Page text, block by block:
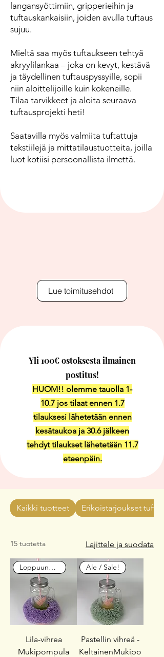
langansyöttimiin, gripperieihin ja
tuftauskankaisiin, joiden avulla tuftaus
sujuu.
Mieltä saa myös tuftaukseen tehtyä
akryylilankaa – joka on kevyt, kestävä
ja täydellinen tuftauspyssyille, sopii
niin aloittelijoille kuin kokeneille.
Tilaa tarvikkeet ja aloita seuraava
tuftausprojekti heti!
Saatavilla myös valmiita tuftattuja
tekstiilejä ja mittatilaustuotteita, joilla
luot kotiisi persoonallista ilmettä.
Lue toimitusehdot
Yli 100€ ostoksesta ilmainen
postitus!
HUOM!! olemme tauolla 1-
10.7 jos tilaat ennen 1.7
tilauksesi lähetetään ennen
kesätaukoa ja 30.6 jälkeen
tehdyt tilaukset lähetetään 11.7
eteenpäin.
Kaikki tuotteet Erikoistarjoukset
15 tuotetta Lajittele ja suodata
Loppuunmyyty
Lila-vihrea
Mukipompula
Ale / Sale!
Pastellin vihreä -
KeltainenMukipo